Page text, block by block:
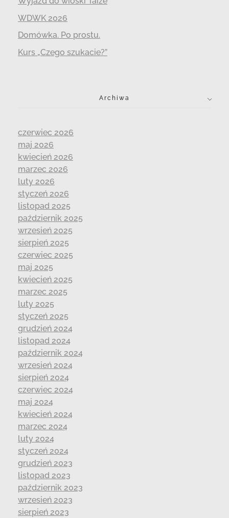
WDWK 2026
Domówka. Po prostu.
Kurs „Czego szukacie?”
Archiwa
czerwiec 2026
maj 2026
kwiecień 2026
marzec 2026
luty 2026
styczeń 2026
listopad 2025
październik 2025
wrzesień 2025
sierpień 2025
czerwiec 2025
maj 2025
kwiecień 2025
marzec 2025
luty 2025
styczeń 2025
grudzień 2024
listopad 2024
październik 2024
wrzesień 2024
sierpień 2024
czerwiec 2024
maj 2024
kwiecień 2024
marzec 2024
luty 2024
styczeń 2024
grudzień 2023
listopad 2023
październik 2023
wrzesień 2023
sierpień 2023